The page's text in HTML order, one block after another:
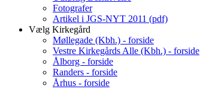
Fotografer
Artikel i JGS-NYT 2011 (pdf)
Vælg Kirkegård
Møllegade (Kbh.) - forside
Vestre Kirkegårds Alle (Kbh.) - forside
Ålborg - forside
Randers - forside
Århus - forside